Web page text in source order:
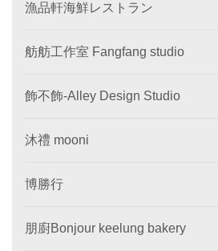
漁品軒海鮮レストラン
舫舫工作室 Fangfang studio
飾不飾-Alley Design Studio
沐禮 mooni
博勝行
朋廚Bonjour keelung bakery